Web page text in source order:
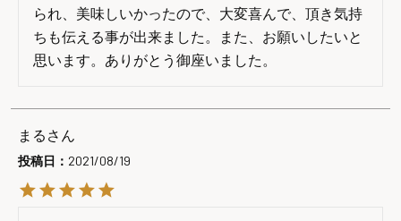
られ、美味しいかったので、大変喜んで、頂き気持
ちも伝える事が出来ました。また、お願いしたいと
思います。ありがとう御座いました。
まる
投稿日 2021/08/19